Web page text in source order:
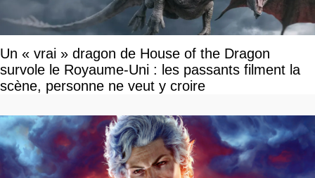
Un « vrai » dragon de House of the Dragon
survole le Royaume-Uni : les passants filment la
scène, personne ne veut y croire